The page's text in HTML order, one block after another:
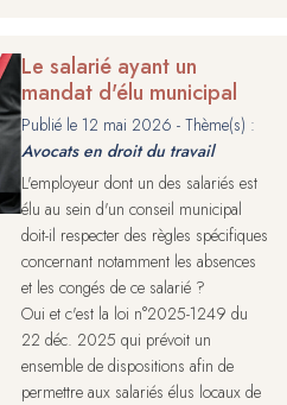
Le salarié ayant un
mandat d'élu municipal
Publié le 12 mai 2026 - Thème(s) :
Avocats en droit du travail
L'employeur dont un des salariés est
élu au sein d'un conseil municipal
doit-il respecter des règles spécifiques
concernant notamment les absences
et les congés de ce salarié ?
Oui et c'est la loi n°2025-1249 du
22 déc. 2025 qui prévoit un
ensemble de dispositions afin de
permettre aux salariés élus locaux de